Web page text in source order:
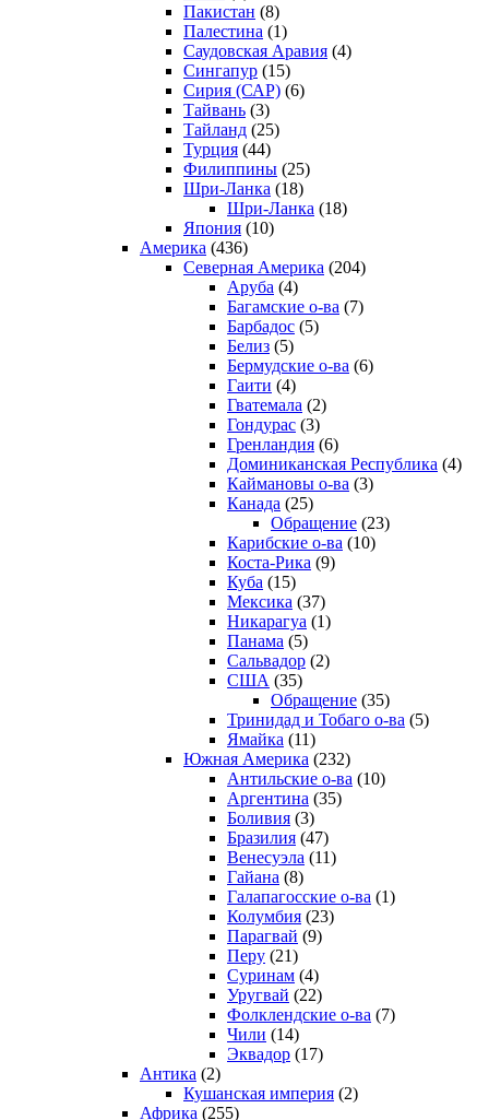
Пакистан (8)
Палестина (1)
Саудовская Аравия (4)
Сингапур (15)
Сирия (САР) (6)
Тайвань (3)
Тайланд (25)
Турция (44)
Филиппины (25)
Шри-Ланка (18)
Шри-Ланка (18)
Япония (10)
Америка (436)
Северная Америка (204)
Аруба (4)
Багамские о-ва (7)
Барбадос (5)
Белиз (5)
Бермудские о-ва (6)
Гаити (4)
Гватемала (2)
Гондурас (3)
Гренландия (6)
Доминиканская Республика (4)
Каймановы о-ва (3)
Канада (25)
Обращение (23)
Карибские о-ва (10)
Коста-Рика (9)
Куба (15)
Мексика (37)
Никарагуа (1)
Панама (5)
Сальвадор (2)
США (35)
Обращение (35)
Тринидад и Тобаго о-ва (5)
Ямайка (11)
Южная Америка (232)
Антильские о-ва (10)
Аргентина (35)
Боливия (3)
Бразилия (47)
Венесуэла (11)
Гайана (8)
Галапагосские о-ва (1)
Колумбия (23)
Парагвай (9)
Перу (21)
Суринам (4)
Уругвай (22)
Фолклендские о-ва (7)
Чили (14)
Эквадор (17)
Антика (2)
Кушанская империя (2)
Африка (255)